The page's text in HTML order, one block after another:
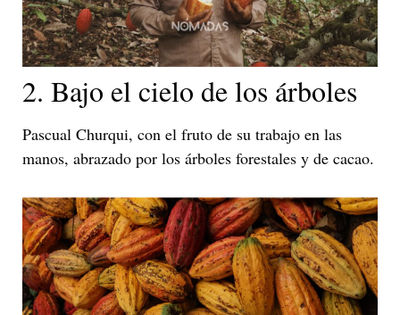
2. Bajo el cielo de los árboles
Pascual Churqui, con el fruto de su trabajo en las
manos, abrazado por los árboles forestales y de cacao.